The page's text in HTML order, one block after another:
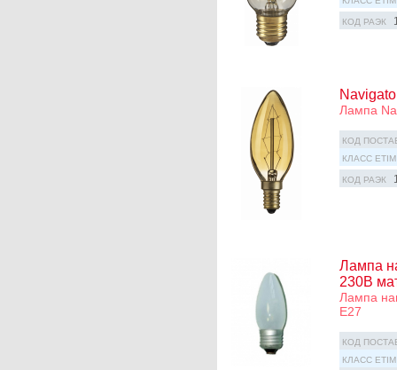
КОД РАЭК
Лампа
КОД
КЛАСС ETIM
КОД РАЭК
Лампа
230В
Лампа
Е27
КОД
КЛАСС ETIM